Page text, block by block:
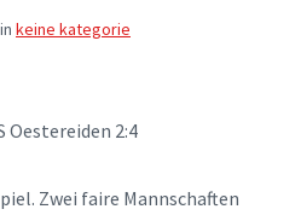
in keine kategorie
Oestereiden 2:4
Zwei faire Mannschaften